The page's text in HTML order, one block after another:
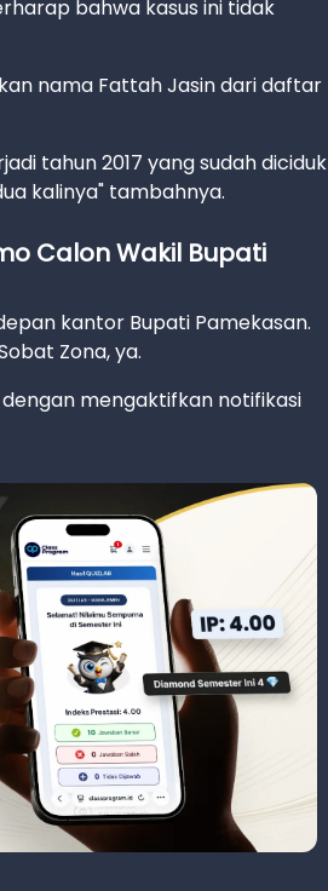
bahwa kasus ini tidak
nama Fattah Jasin dari daftar
tahun 2017 yang sudah diciduk
kalinya" tambahnya.
Calon Wakil Bupati
kantor Bupati Pamekasan.
Zona, ya.
mengaktifkan notifikasi